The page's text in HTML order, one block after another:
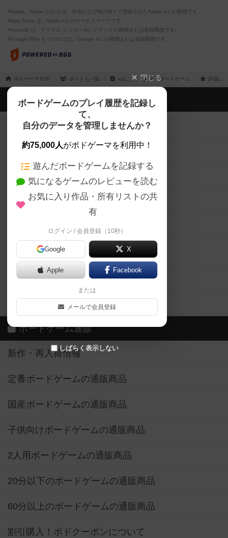
※Apple、Apple のロゴ は、米国および他の国々で登録されたApple Inc.の商標です。
※App Store は、Apple Inc.のサービスマークです。
※Android は、グーグル インコーポレイテッドの商標または登録商標です。
※Google Play とそのロゴは、Google Inc.の商標または登録商標です。
ボドゲーマTOP ボドとも一覧 ⭐︎ねこ マイボードゲーム 評価し
閉じる
ボードゲームのプレイ履歴を記録し
て、
自分のデータを管理しませんか？
約75,000人がボドゲーマを利用中！
遊んだボードゲームを記録する
気になるゲームのレビューを読む
お気に入り作品・所有リストの共
有
ログイン / 会員登録（10秒）
Google X
Apple Facebook
または
メールで会員登録
しばらく表示しない
ボドゲーマTOP
ボードゲームを検索する
ボードゲームの新着レビュー
ボードゲーム会情報
メカニクス特集
掲示板・トピックス
ボドとも・会員一覧
ボードゲーム業界コラム
ボドゲーマご利用案内
ボードゲーム通販
新作・再入荷情報
定番ボードゲームの通販商品
国産ボードゲームの通販商品
子供向けボードゲームの通販商品
2人用ボードゲームの通販商品
20分以下のボードゲームの通販商品
60分以上のボードゲームの通販商品
割引購入！ボドクーポンについて